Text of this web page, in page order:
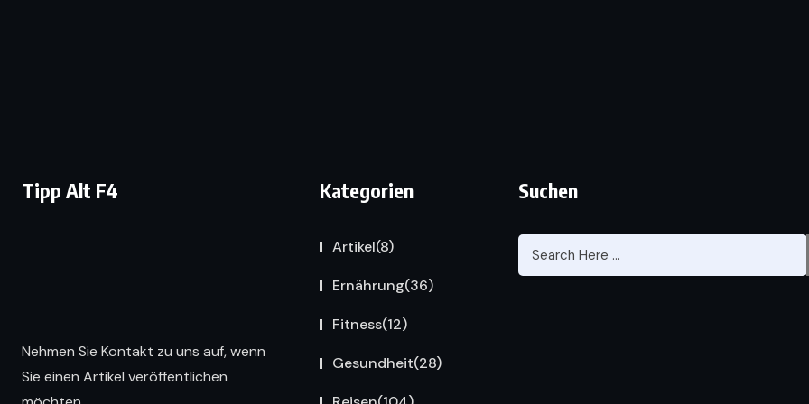
Tipp Alt F4
Nehmen Sie Kontakt zu uns auf, wenn
Sie einen Artikel veröffentlichen
Kategorien
Artikel(8)
Ernährung(36)
Fitness(12)
Gesundheit(28)
Suchen